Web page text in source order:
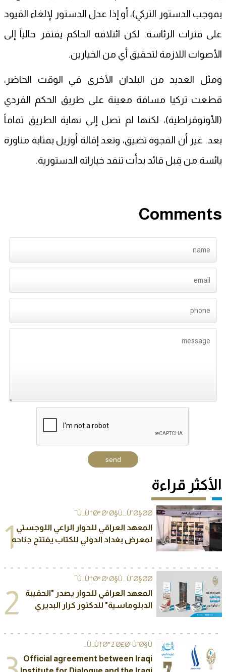
بموجب الدستور التركي)، أو إذا عدل الدستور لإلغاء القيود
على فترات الرئاسة. لكن ائتلافه الحاكم يفتقر حالياً إلى
الأصوات اللازمة لتحقيق أي من الخيارين.
ومثل العديد من البلدان الأخرى في الوقت الحاضر،
قطعت تركيا مسافة معينة على طريق الحكم الفردي
(الأوتوقراطية)، لكنها لم تصل إلى نهاية الطريق تماماً
بعد. غير أن الفجوة تضيق، وتعد إقالة أوزيل بمثابة مناورة
يائسة من قِبل قائد بدأت تنفد خياراته الدستورية.
Comments
الأكثر قراءة
Ù…Ù†Ø° Ø¹Ø§Ù… ÙˆØ§Ø­Ø¯
1المعهد العراقي للحوار الراعي اللوجستي
لمعرض بغداد الدولي للكتاب يفتتح جناحه
Ù…Ù†Ø° Ø¹Ø§Ù… ÙˆØ§Ø­Ø¯
2
المعهد العراقي للحوار يصدر "الحقيبة
الدبلوماسية" للدكتور كرار البديري
Ù…Ù†Ø° 2 Ø£Ø¹ÙˆØ§Ù…
Official agreement between Iraqi